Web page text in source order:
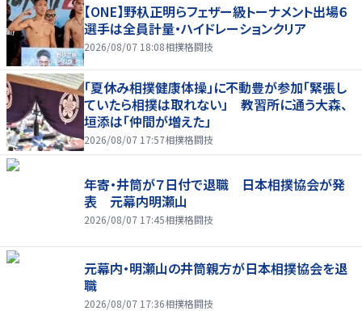
【ONE】野杁正明らフェザー級トーナメント出場６
選手は全員計量・ハイドレーションクリア
2026/08/07 18:08相撲格闘技
「夏休み相撲健康体操」に不動豊が参加「緊張し
ていたら相撲は取れない」 教習所に通う大森、
垣添は「仲間が増えた」
2026/08/07 17:57相撲格闘技
年寄・井筒が７日付で退職 日本相撲協会が発
表 元幕内明瀬山
2026/08/07 17:45相撲格闘技
元幕内・明瀬山の井筒親方が日本相撲協会を退
職
2026/08/07 17:36相撲格闘技